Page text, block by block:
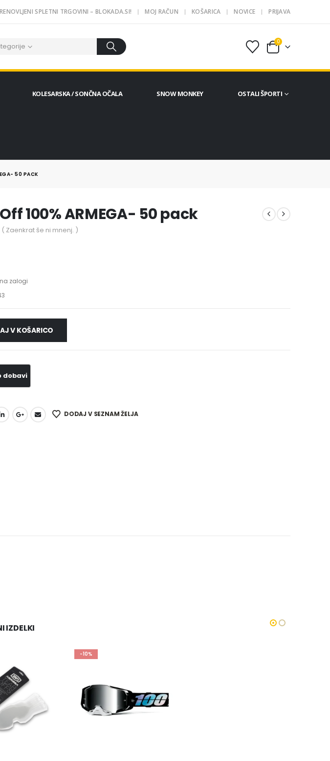
SPLETNI TRGOVINI – BLOKADA.SI! MOJ RAČUN KOŠARICA NOVICE PRIJAVA
0
KOLESARSKA / SONČNA OČALA SNOW MONKEY OSTALI ŠPORTI
50 PACK
100% ARMEGA- 50 pack
( Zaenkrat še ni mnenj. )
na zalogi
V KOŠARICO
DODAJ V SEZNAM ŽELJA
IZDELKI
-10%